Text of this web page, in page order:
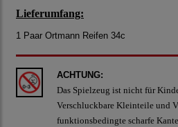
Lieferumfang:
1 Paar Ortmann Reifen 34c
ACHTUNG:
Das Spielzeug ist nicht für
Verschluckbare Kleinteile und
funktionsbedingte scharfe